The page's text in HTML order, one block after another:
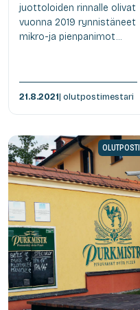
juottoloiden rinnalle olivat
vuonna 2019 rynnistäneet
mikro-ja pienpanimot...
21.8.2021| olutpostimestari
OLUTPOSTI